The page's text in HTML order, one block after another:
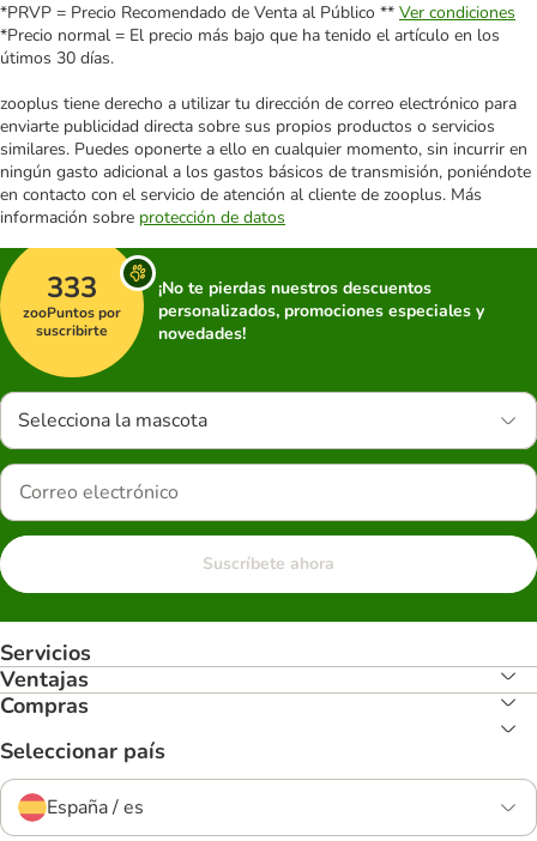
*PRVP = Precio Recomendado de Venta al Público ** Ver condiciones
*Precio normal = El precio más bajo que ha tenido el artículo en los
útimos 30 días.
zooplus tiene derecho a utilizar tu dirección de correo electrónico para
enviarte publicidad directa sobre sus propios productos o servicios
similares. Puedes oponerte a ello en cualquier momento, sin incurrir en
ningún gasto adicional a los gastos básicos de transmisión, poniéndote
en contacto con el servicio de atención al cliente de zooplus. Más
información sobre protección de datos
333
zooPuntos por
suscribirte
¡No te pierdas nuestros descuentos
personalizados, promociones especiales y
novedades!
Selecciona la mascota
Suscríbete ahora
Servicios
Ventajas
Compras
Seleccionar país
España / es